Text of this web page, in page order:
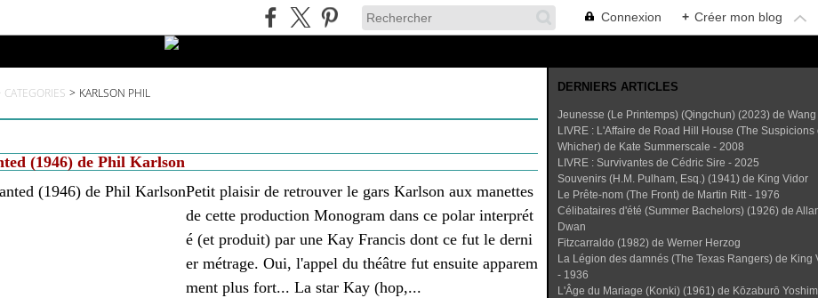
Connexion + Créer mon blog
CATEGORIES > KARLSON PHIL
(1946) de Phil Karlson
Petit plaisir de retrouver le gars Karlson aux manettes
de cette production Monogram dans ce polar interprét
é (et produit) par une Kay Francis dont ce fut le derni
er métrage. Oui, l'appel du théâtre fut ensuite apparem
ment plus fort... La star Kay (hop,...
DERNIERS ARTICLES
Jeunesse (Le Printemps) (Qingchun) (2023) de
LIVRE : L'Affaire de Road Hill House (The Suspicions
Whicher) de Kate Summerscale - 2008
LIVRE : Survivantes de Cédric Sire - 2025
Souvenirs (H.M. Pulham, Esq.) (1941) de King Vidor
Le Prête-nom (The Front) de Martin Ritt - 1976
Célibataires d'été (Summer Bachelors) (1926) de
Dwan
Fitzcarraldo (1982) de Werner Herzog
La Légion des damnés (The Texas Rangers) de King
- 1936
L'Âge du Mariage (Konki) (1961) de Kōzaburō